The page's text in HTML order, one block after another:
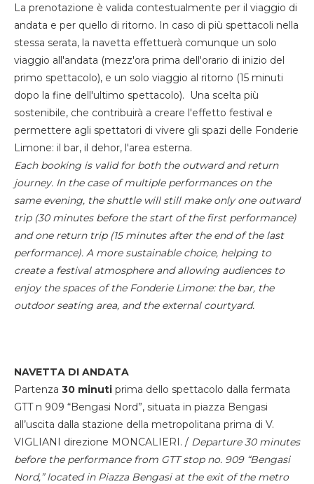
La prenotazione è valida contestualmente per il viaggio di
andata e per quello di ritorno. In caso di più spettacoli nella
stessa serata, la navetta effettuerà comunque un solo
viaggio all'andata (mezz'ora prima dell'orario di inizio del
primo spettacolo), e un solo viaggio al ritorno (15 minuti
dopo la fine dell'ultimo spettacolo). Una scelta più
sostenibile, che contribuirà a creare l'effetto festival e
permettere agli spettatori di vivere gli spazi delle Fonderie
Limone: il bar, il dehor, l'area esterna.
Each booking is valid for both the outward and return
journey. In the case of multiple performances on the
same evening, the shuttle will still make only one outward
trip (30 minutes before the start of the first performance)
and one return trip (15 minutes after the end of the last
performance). A more sustainable choice, helping to
create a festival atmosphere and allowing audiences to
enjoy the spaces of the Fonderie Limone: the bar, the
outdoor seating area, and the external courtyard.
NAVETTA DI ANDATA
Partenza 30 minuti prima dello spettacolo dalla fermata
GTT n 909 “Bengasi Nord”, situata in piazza Bengasi
all’uscita dalla stazione della metropolitana prima di V.
VIGLIANI direzione MONCALIERI. / Departure 30 minutes
before the performance from GTT stop no. 909 “Bengasi
Nord,” located in Piazza Bengasi at the exit of the metro